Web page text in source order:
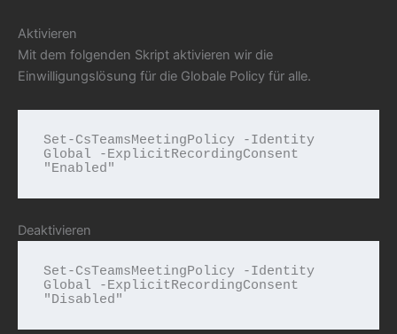
Aktivieren
Mit dem folgenden Skript aktivieren wir die
Einwilligungslösung für die Globale Policy für alle.
Set-CsTeamsMeetingPolicy -Identity
Global -ExplicitRecordingConsent
"Enabled"
Deaktivieren
Set-CsTeamsMeetingPolicy -Identity
Global -ExplicitRecordingConsent
"Disabled"